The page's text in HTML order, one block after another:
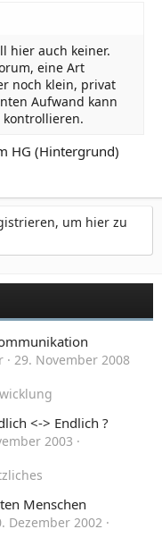
hier auch keiner.
eine Art
noch klein, privat
Aufwand kann
HG (Hintergrund)
um hier zu
29. November 2008
<-> Endlich ?
2003
Menschen
Dezember 2002